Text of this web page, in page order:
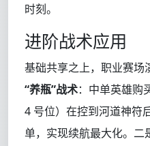
时刻。
进阶战术应用
基础共享之上，职业赛场
“养瓶”战术：中单英雄购
4 号位）在控到河道神符
单，实现续航最大化。二